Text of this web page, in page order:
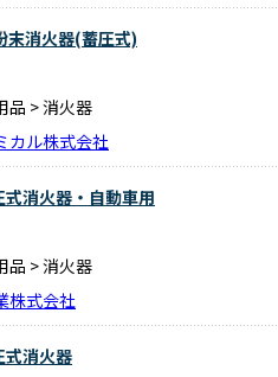
末消火器(蓄圧式)
品 > 消火器
カル株式会社
消火器・自動車用
品 > 消火器
株式会社
式消火器